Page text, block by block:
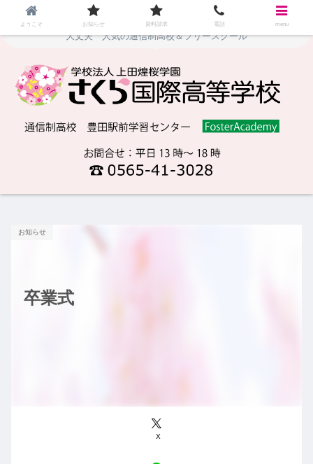
地域や時間にとらわれず、自由な学びを実現！不登校や停学・留年でも
大丈夫 人気の通信制高校＆フリースクール
卒業式
お知らせ
X
ようこそ お知らせ 資料請求 電話 menu